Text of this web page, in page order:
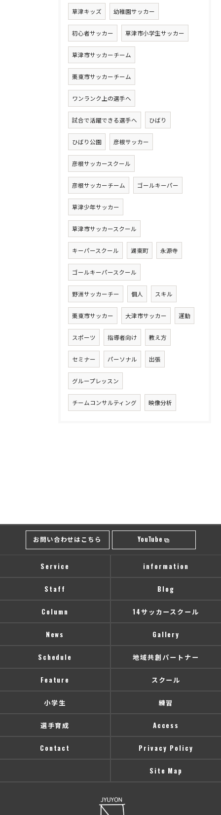
草津キッズ 幼稚園サッカー
初心者サッカー 草津市小学生サッカー
草津市サッカーチーム
栗東市サッカーチーム
ワンランク上の選手へ
試合で活躍できる選手へ ひばり
ひばり公園 彦根サッカー
彦根サッカースクール
彦根サッカーチーム ゴールキーパー
草津少年サッカー
草津市サッカースクール
キーパースクール 湖東町 永源寺
ゴールキーパースクール
野洲サッカーチー 個人 スキル
栗東市サッカー 大津市サッカー 運動
スポーツ 指導者向け 教え方
セミナー パーソナル 出張
グループレッスン
チームコンサルティング 映像分析
お問い合わせはこちら YouTube
Service information
Staff Blog
Column 14サッカースクール
News Gallery
Schedule 地域共創パートナー
Feature スクール
小学生 練習
選手育成 Access
Contact Privacy Policy
Site Map